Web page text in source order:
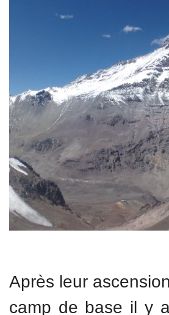
Après leur
camp de base il y